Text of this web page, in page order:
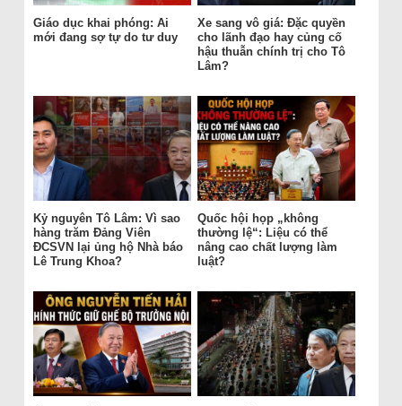
Giáo dục khai phóng: Ai
mới đang sợ tự do tư duy
Xe sang vô giá: Đặc quyền
cho lãnh đạo hay củng cố
hậu thuẫn chính trị cho Tô
Lâm?
Kỷ nguyên Tô Lâm: Vì sao
hàng trăm Đảng Viên
ĐCSVN lại ủng hộ Nhà báo
Lê Trung Khoa?
Quốc hội họp „không
thường lệ“: Liệu có thể
nâng cao chất lượng làm
luật?